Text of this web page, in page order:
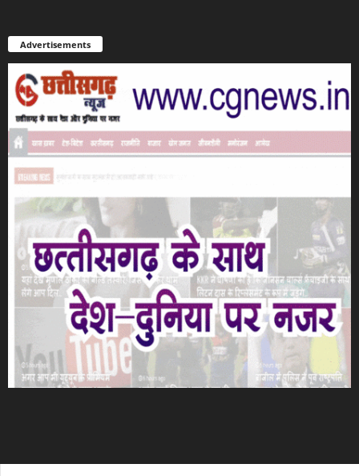
Advertisements